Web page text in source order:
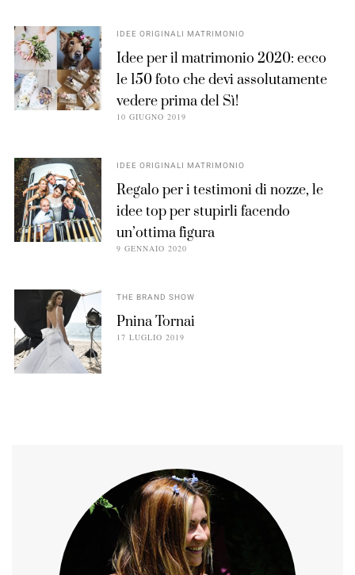
IDEE ORIGINALI MATRIMONIO
Idee per il matrimonio 2020: ecco
le 150 foto che devi assolutamente
vedere prima del Sì!
10 GIUGNO 2019
IDEE ORIGINALI MATRIMONIO
Regalo per i testimoni di nozze, le
idee top per stupirli facendo
un’ottima figura
9 GENNAIO 2020
THE BRAND SHOW
Pnina Tornai
17 LUGLIO 2019